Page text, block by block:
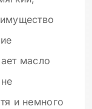
масло
и немного